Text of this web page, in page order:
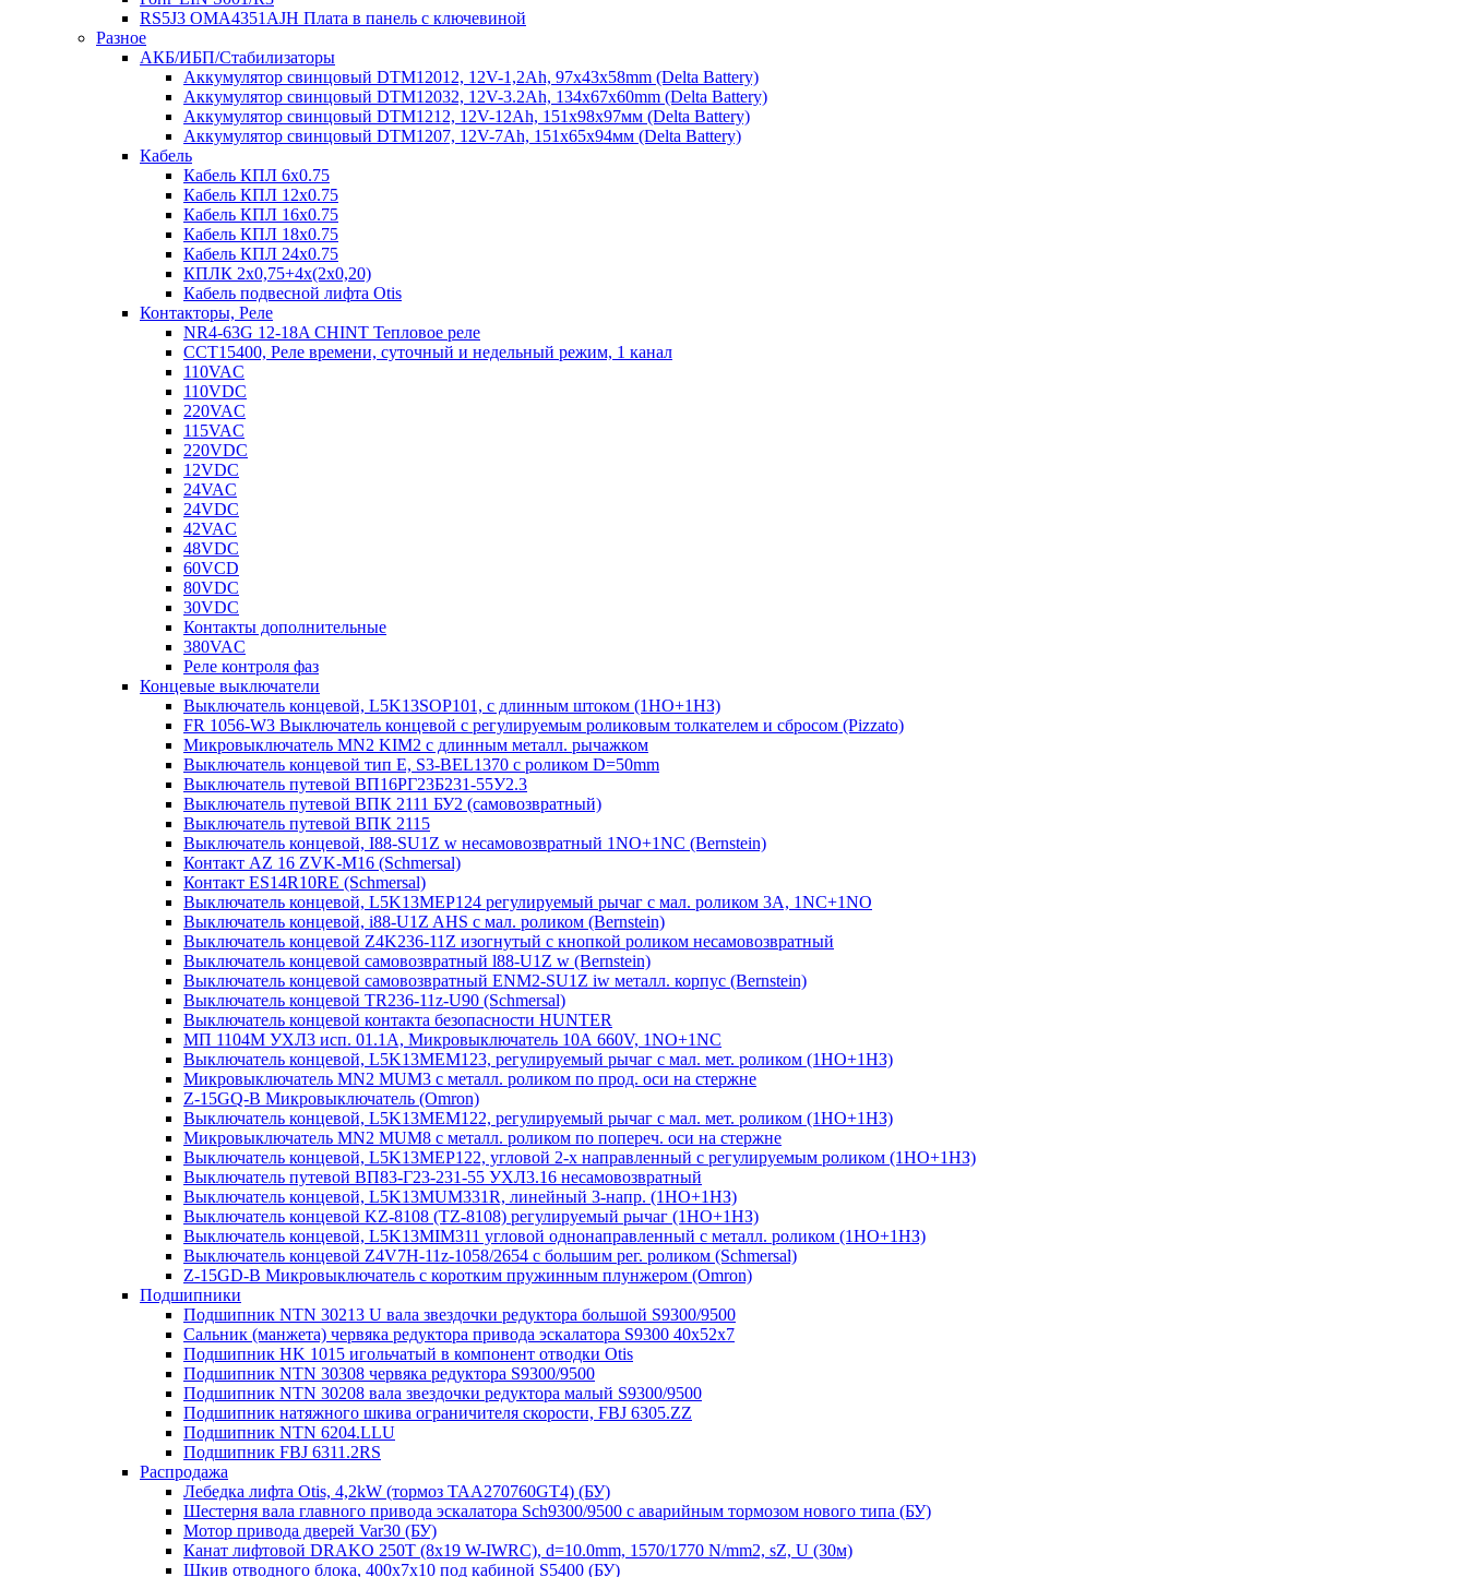
RS5J3 OMA4351AJH Плата в панель с ключевиной
Разное
АКБ/ИБП/Стабилизаторы
Аккумулятор свинцовый DTM12012, 12V-1,2Ah, 97х43х58mm (Delta Battery)
Аккумулятор свинцовый DTM12032, 12V-3.2Ah, 134x67x60mm (Delta Battery)
Аккумулятор свинцовый DTM1212, 12V-12Ah, 151х98х97мм (Delta Battery)
Аккумулятор свинцовый DTM1207, 12V-7Ah, 151х65х94мм (Delta Battery)
Кабель
Кабель КПЛ 6х0.75
Кабель КПЛ 12х0.75
Кабель КПЛ 16х0.75
Кабель КПЛ 18х0.75
Кабель КПЛ 24х0.75
КПЛК 2х0,75+4х(2х0,20)
Кабель подвесной лифта Otis
Контакторы, Реле
NR4-63G 12-18A CHINT Тепловое реле
CCT15400, Реле времени, суточный и недельный режим, 1 канал
110VAC
110VDC
220VAC
115VAC
220VDC
12VDC
24VAC
24VDC
42VAC
48VDC
60VCD
80VDC
30VDC
Контакты дополнительные
380VAC
Реле контроля фаз
Концевые выключатели
Выключатель концевой, L5K13SOP101, с длинным штоком (1НО+1НЗ)
FR 1056-W3 Выключатель концевой с регулируемым роликовым толкателем и сбросом (Pizzato)
Микровыключатель MN2 KIM2 с длинным металл. рычажком
Выключатель концевой тип Е, S3-BEL1370 с роликом D=50mm
Выключатель путевой ВП16РГ23Б231-55У2.3
Выключатель путевой ВПК 2111 БУ2 (самовозвратный)
Выключатель путевой ВПК 2115
Выключатель концевой, I88-SU1Z w несамовозвратный 1NO+1NC (Bernstein)
Контакт AZ 16 ZVK-M16 (Schmersal)
Контакт ES14R10RE (Schmersal)
Выключатель концевой, L5K13MEP124 регулируемый рычаг с мал. роликом 3А, 1NC+1NO
Выключатель концевой, i88-U1Z AHS с мал. роликом (Bernstein)
Выключатель концевой Z4K236-11Z изогнутый с кнопкой роликом несамовозвратный
Выключатель концевой самовозвратный l88-U1Z w (Bernstein)
Выключатель концевой самовозвратный ENM2-SU1Z iw металл. корпус (Bernstein)
Выключатель концевой TR236-11z-U90 (Schmersal)
Выключатель концевой контакта безопасности HUNTER
МП 1104М УХЛ3 исп. 01.1А, Микровыключатель 10А 660V, 1NO+1NC
Выключатель концевой, L5K13MEM123, регулируемый рычаг с мал. мет. роликом (1НО+1НЗ)
Микровыключатель MN2 MUM3 с металл. роликом по прод. оси на стержне
Z-15GQ-B Микровыключатель (Omron)
Выключатель концевой, L5K13MEM122, регулируемый рычаг с мал. мет. роликом (1НО+1НЗ)
Микровыключатель MN2 MUM8 с металл. роликом по попереч. оси на стержне
Выключатель концевой, L5K13MEP122, угловой 2-х направленный с регулируемым роликом (1НО+1НЗ)
Выключатель путевой ВП83-Г23-231-55 УХЛ3.16 несамовозвратный
Выключатель концевой, L5K13MUM331R, линейный 3-напр. (1НО+1НЗ)
Выключатель концевой KZ-8108 (TZ-8108) регулируемый рычаг (1НО+1НЗ)
Выключатель концевой, L5K13MIM311 угловой однонаправленный с металл. роликом (1НО+1НЗ)
Выключатель концевой Z4V7H-11z-1058/2654 с большим рег. роликом (Schmersal)
Z-15GD-B Микровыключатель с коротким пружинным плунжером (Omron)
Подшипники
Подшипник NTN 30213 U вала звездочки редуктора большой S9300/9500
Сальник (манжета) червяка редуктора привода эскалатора S9300 40х52х7
Подшипник HK 1015 игольчатый в компонент отводки Otis
Подшипник NTN 30308 червяка редуктора S9300/9500
Подшипник NTN 30208 вала звездочки редуктора малый S9300/9500
Подшипник натяжного шкива ограничителя скорости, FBJ 6305.ZZ
Подшипник NTN 6204.LLU
Подшипник FBJ 6311.2RS
Распродажа
Лебедка лифта Otis, 4,2kW (тормоз TAA270760GT4) (БУ)
Шестерня вала главного привода эскалатора Sch9300/9500 с аварийным тормозом нового типа (БУ)
Мотор привода дверей Var30 (БУ)
Канат лифтовой DRAKO 250T (8x19 W-IWRC), d=10.0mm, 1570/1770 N/mm2, sZ, U (30м)
Шкив отводного блока, 400х7х10 под кабиной S5400 (БУ)